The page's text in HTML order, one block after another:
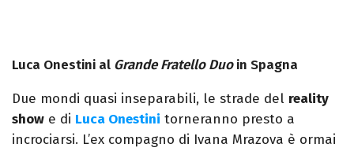
Luca Onestini al Grande Fratello Duoin Spagna
Due mondi quasi inseparabili, le strade del reality
show e di Luca Onestini torneranno presto a
incrociarsi. L’ex compagno di Ivana Mrazova è ormai